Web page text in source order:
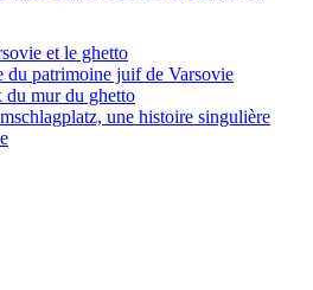
et le ghetto
du patrimoine juif de Varsovie
du mur du ghetto
une histoire singulière